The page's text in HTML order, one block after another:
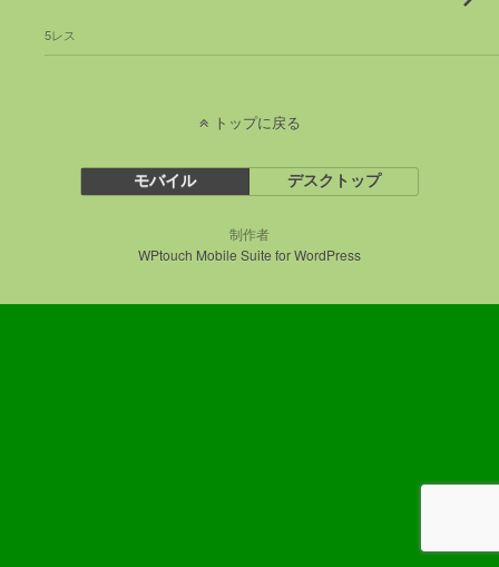
5レス
トップに戻る
モバイル デスクトップ
制作者
WPtouch Mobile Suite for WordPress